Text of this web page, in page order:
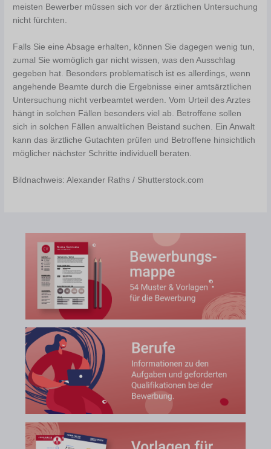
meisten Bewerber müssen sich vor der ärztlichen Untersuchung
nicht fürchten.
Falls Sie eine Absage erhalten, können Sie dagegen wenig tun,
zumal Sie womöglich gar nicht wissen, was den Ausschlag
gegeben hat. Besonders problematisch ist es allerdings, wenn
angehende Beamte durch die Ergebnisse einer amtsärztlichen
Untersuchung nicht verbeamtet werden. Vom Urteil des Arztes
hängt in solchen Fällen besonders viel ab. Betroffene sollen
sich in solchen Fällen anwaltlichen Beistand suchen. Ein Anwalt
kann das ärztliche Gutachten prüfen und Betroffene hinsichtlich
möglicher nächster Schritte individuell beraten.
Bildnachweis: Alexander Raths / Shutterstock.com